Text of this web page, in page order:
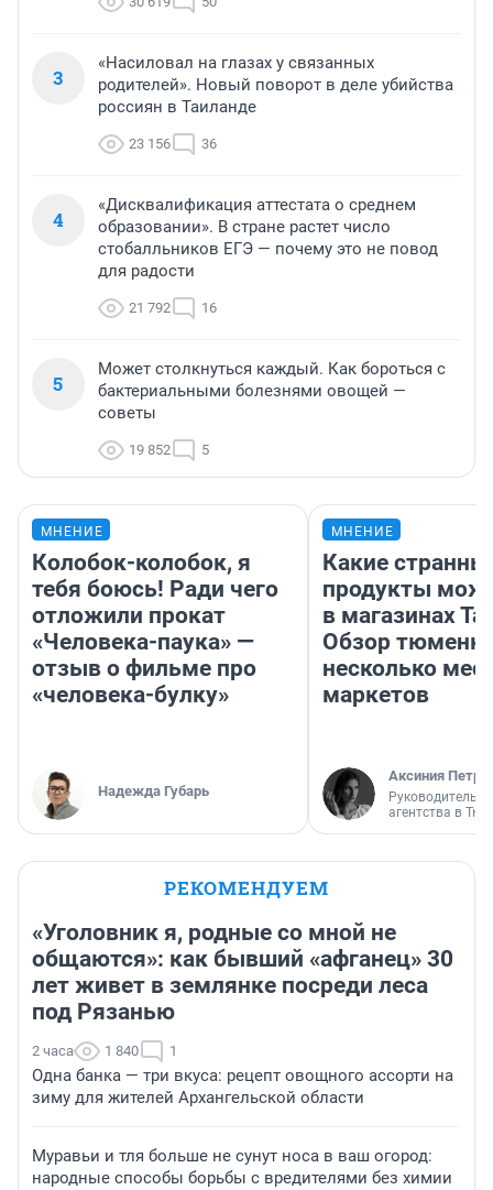
3
«Насиловал на глазах у связанных
родителей». Новый поворот в деле убийства
россиян в Таиланде
23 156 36
4
«Дисквалификация аттестата о среднем
образовании». В стране растет число
стобалльников ЕГЭ — почему это не повод
для радости
21 792 16
5
Может столкнуться каждый. Как бороться с
бактериальными болезнями овощей —
советы
19 852 5
МНЕНИЕ
Колобок-колобок, я
тебя боюсь! Ради чего
отложили прокат
«Человека-паука» —
отзыв о фильме про
«человека-булку»
Надежда Губарь
МНЕНИЕ
Какие
продукты
в магазинах
Обзор
несколько
маркетов
Аксиния
Руководитель
агентства в
РЕКОМЕНДУЕМ
«Уголовник я, родные со мной не
общаются»: как бывший «афганец» 30
лет живет в землянке посреди леса
под Рязанью
2 часа 1 840 1
Одна банка — три вкуса: рецепт овощного ассорти на
зиму для жителей Архангельской области
Муравьи и тля больше не сунут носа в ваш огород:
народные способы борьбы с вредителями без химии